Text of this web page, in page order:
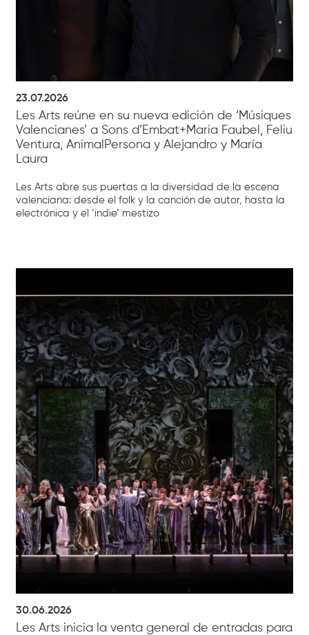
23.07.2026
Les Arts reúne en su nueva edición de ‘Músiques
Valencianes’ a Sons d’Embat+Maria Faubel, Feliu
Ventura, AnimalPersona y Alejandro y María
Laura
Les Arts abre sus puertas a la diversidad de la escena
valenciana: desde el folk y la canción de autor, hasta la
electrónica y el ‘indie’ mestizo
30.06.2026
Les Arts inicia la venta general de entradas para